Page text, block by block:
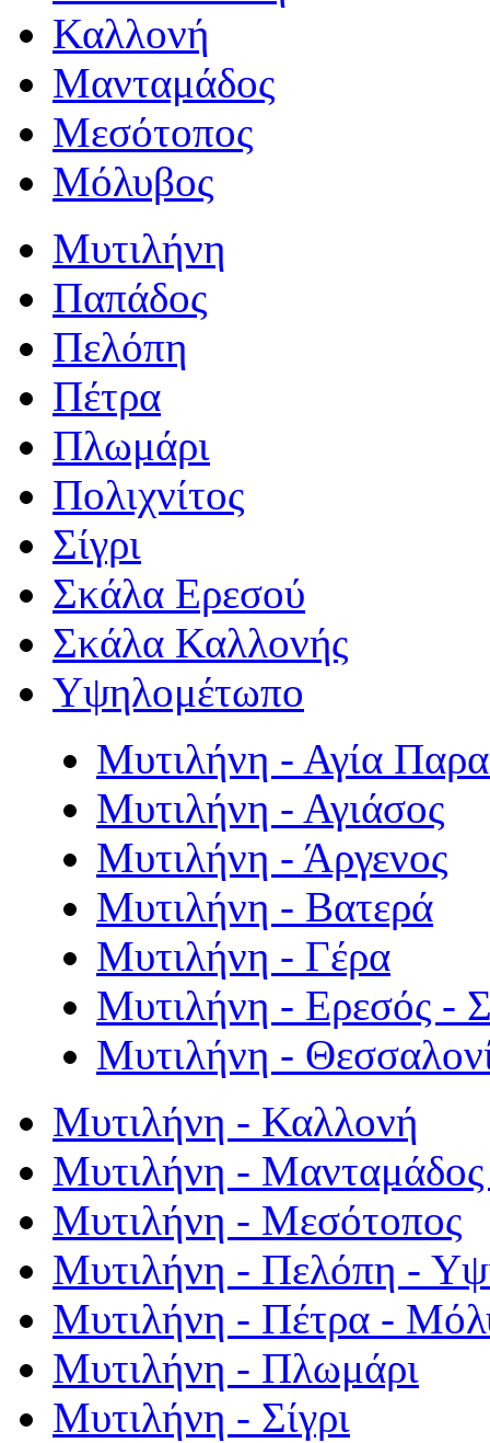
Καλλονή
Μανταμάδος
Μεσότοπος
Μόλυβος
Μυτιλήνη
Παπάδος
Πελόπη
Πέτρα
Πλωμάρι
Πολιχνίτος
Σίγρι
Σκάλα Ερεσού
Σκάλα Καλλονής
Υψηλομέτωπο
Μυτιλήνη - Αγία
Μυτιλήνη - Αγιάσος
Μυτιλήνη - Άργενος
Μυτιλήνη - Βατερά
Μυτιλήνη - Γέρα
Μυτιλήνη - Ερεσός -
Μυτιλήνη -
Μυτιλήνη - Καλλονή
Μυτιλήνη - Μανταμάδος
Μυτιλήνη - Μεσότοπος
Μυτιλήνη - Πελόπη -
Μυτιλήνη - Πέτρα -
Μυτιλήνη - Πλωμάρι
Μυτιλήνη - Σίγρι